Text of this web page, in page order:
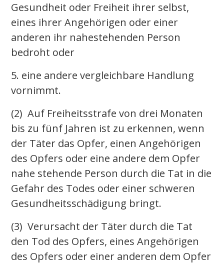
Gesundheit oder Freiheit ihrer selbst,
eines ihrer Angehörigen oder einer
anderen ihr nahestehenden Person
bedroht oder
5. eine andere vergleichbare Handlung
vornimmt.
(2) Auf Freiheitsstrafe von drei Monaten
bis zu fünf Jahren ist zu erkennen, wenn
der Täter das Opfer, einen Angehörigen
des Opfers oder eine andere dem Opfer
nahe stehende Person durch die Tat in die
Gefahr des Todes oder einer schweren
Gesundheitsschädigung bringt.
(3) Verursacht der Täter durch die Tat
den Tod des Opfers, eines Angehörigen
des Opfers oder einer anderen dem Opfer